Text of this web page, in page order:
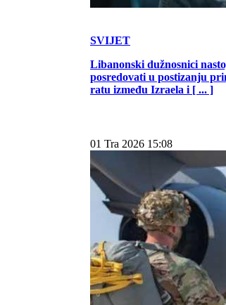
SVIJET
Libanonski dužnosnici
posredovati u postizanju
ratu između Izraela i [ ... ]
01 Tra 2026 15:08